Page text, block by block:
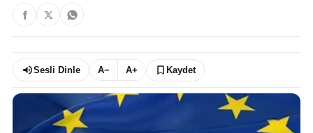
Sesli Dinle A− A+ Kaydet